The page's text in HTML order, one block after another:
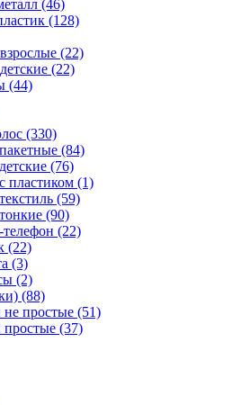
(46)
(128)
(22)
(22)
(44)
(330)
(84)
(76)
пластиком (1)
(59)
(90)
(22)
(22)
(3)
(2)
(88)
не простые (51)
простые (37)